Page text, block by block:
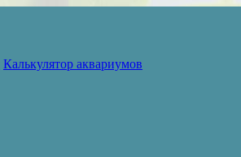
Калькулятор аквариумов